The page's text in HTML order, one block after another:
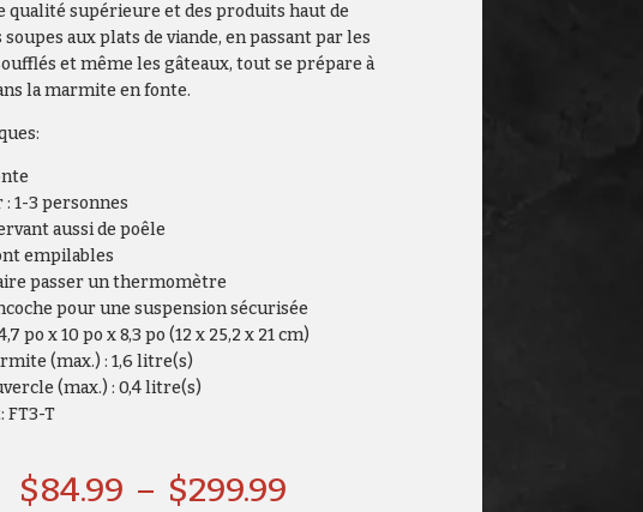
qualité supérieure et des produits haut de
soupes aux plats de viande, en passant par les
et même les gâteaux, tout se prépare à
la marmite en fonte.
1-3 personnes
aussi de poêle
empilables
passer un thermomètre
pour une suspension sécurisée
po x 10 po x 8,3 po (12 x 25,2 x 21 cm)
(max.) : 1,6 litre(s)
(max.) : 0,4 litre(s)
FT3-T
$84.99 – $299.99Plage